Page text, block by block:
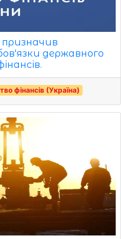
призначив
державного
фінансів (Україна)